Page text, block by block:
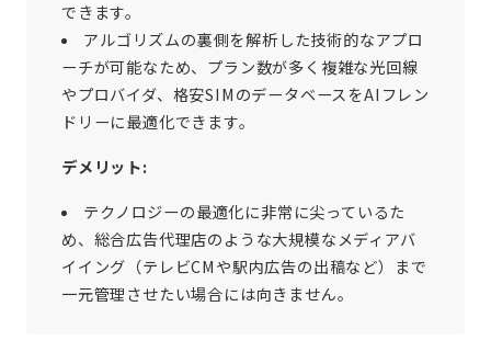
できます。
アルゴリズムの裏側を解析した技術的なアプロ
ーチが可能なため、プラン数が多く複雑な光回線
やプロバイダ、格安SIMのデータベースをAIフレン
ドリーに最適化できます。
デメリット:
テクノロジーの最適化に非常に尖っているた
め、総合広告代理店のような大規模なメディアバ
イイング（テレビCMや駅内広告の出稿など）まで
一元管理させたい場合には向きません。